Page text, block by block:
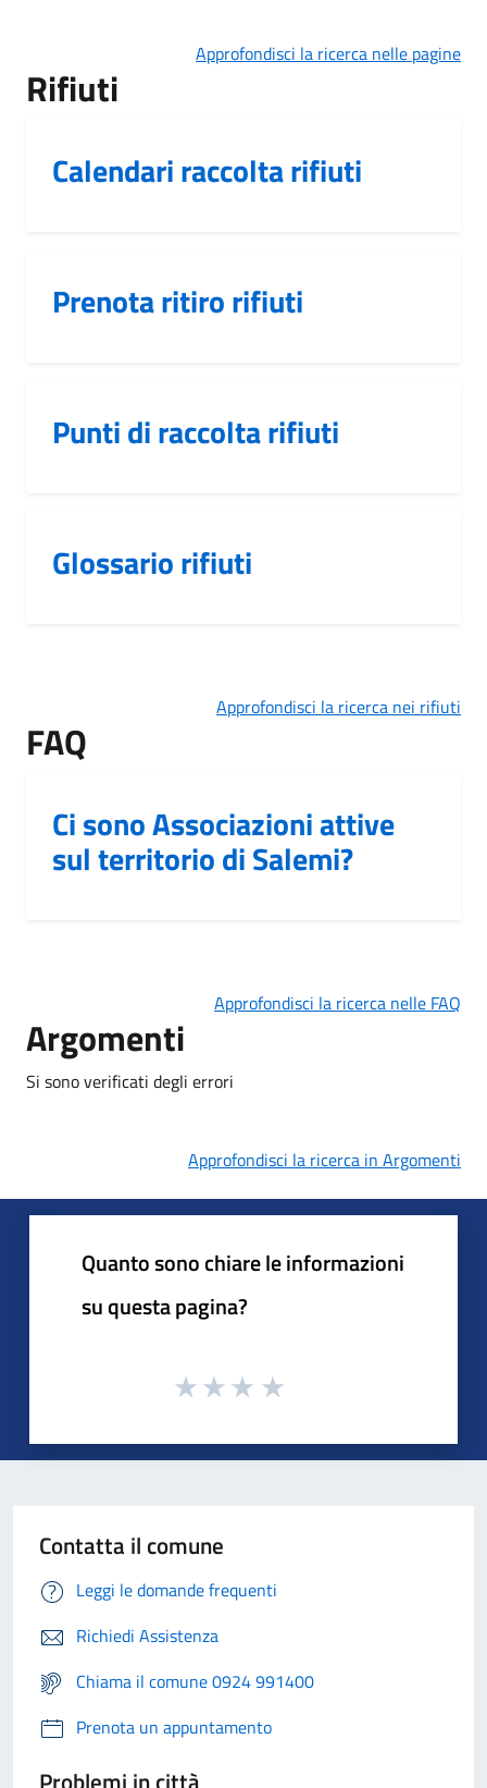
Approfondisci la ricerca nelle pagine
Rifiuti
Calendari raccolta rifiuti
Prenota ritiro rifiuti
Punti di raccolta rifiuti
Glossario rifiuti
Approfondisci la ricerca nei rifiuti
FAQ
Ci sono Associazioni attive
sul territorio di Salemi?
Approfondisci la ricerca nelle FAQ
Argomenti
Si sono verificati degli errori
Approfondisci la ricerca in Argomenti
Quanto sono chiare le informazioni
su questa pagina?
Contatta il comune
Leggi le domande frequenti
Richiedi Assistenza
Chiama il comune 0924 991400
Prenota un appuntamento